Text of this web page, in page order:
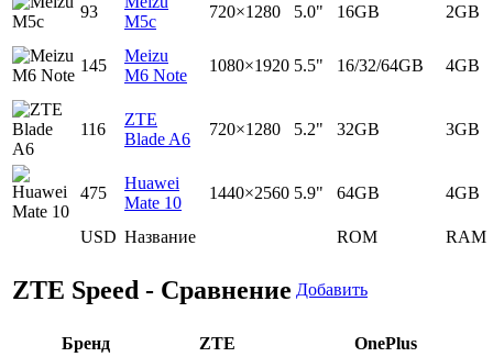
USD Название ROM RAM
93
M5c
720×1280 5.0" 16GB 2GB
145
Meizu
M6 Note
1080×1920 5.5" 16/32/64GB 4GB
116
ZTE
Blade A6
720×1280 5.2" 32GB 3GB
475
Huawei
Mate 10
1440×2560 5.9" 64GB 4GB
ZTE Speed - Сравнение Добавить
Бренд ZTE
OnePlus